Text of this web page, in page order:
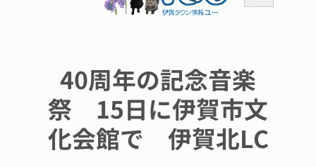
索
40周年の記念音楽
祭 15日に伊賀市文
化会館で 伊賀北LC